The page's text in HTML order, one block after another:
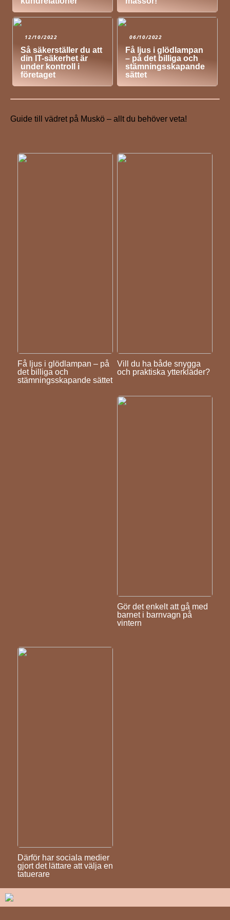
12/10/2022
Så säkerställer du att
din IT-säkerhet är
under kontroll i
företaget
06/10/2022
Få ljus i glödlampan
– på det billiga och
stämningsskapande
sättet
Guide till vädret på Muskö – allt du behöver veta!
Få ljus i glödlampan – på
det billiga och
stämningsskapande sättet
Vill du ha både snygga
och praktiska ytterkläder?
Gör det enkelt att gå med
barnet i barnvagn på
vintern
Därför har sociala medier
gjort det lättare att välja en
tatuerare